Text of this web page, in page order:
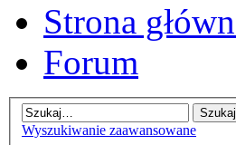
Strona
Forum
Wyszukiwanie zaawansowane